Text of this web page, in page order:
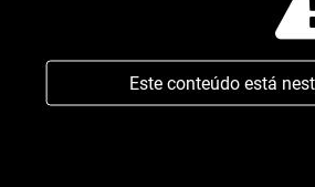
Este conteúdo está